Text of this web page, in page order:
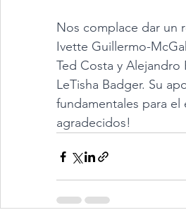
Nos complace dar un
Ivette Guillermo-
Ted Costa y Alejandro
LeTisha Badger. Su
fundamentales para
agradecidos!